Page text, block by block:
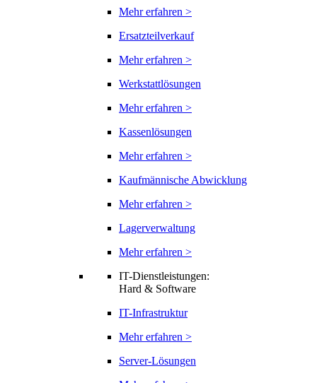
Mehr erfahren >
Ersatzteilverkauf
Mehr erfahren >
Werkstattlösungen
Mehr erfahren >
Kassenlösungen
Mehr erfahren >
Kaufmännische Abwicklung
Mehr erfahren >
Lagerverwaltung
Mehr erfahren >
IT-Dienstleistungen:
Hard & Software
IT-Infrastruktur
Mehr erfahren >
Server-Lösungen